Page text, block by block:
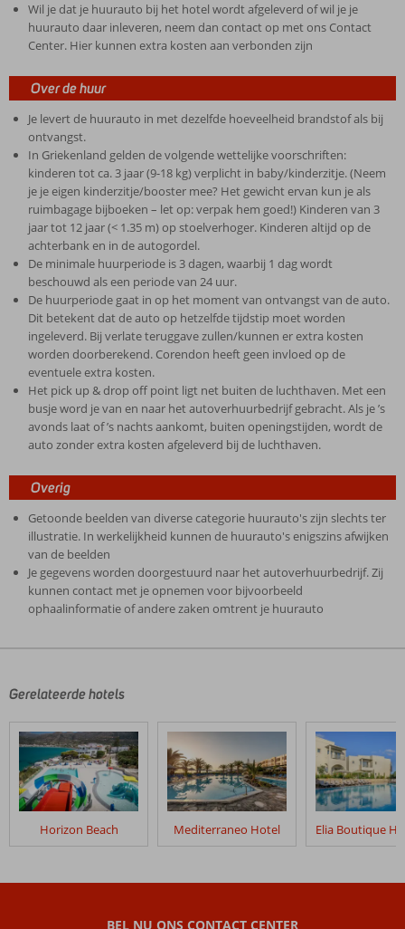
Wil je dat je huurauto bij het hotel wordt afgeleverd of wil je je
huurauto daar inleveren, neem dan contact op met ons Contact
Center. Hier kunnen extra kosten aan verbonden zijn
Over de huur
Je levert de huurauto in met dezelfde hoeveelheid brandstof als bij
ontvangst.
In Griekenland gelden de volgende wettelijke voorschriften:
kinderen tot ca. 3 jaar (9-18 kg) verplicht in baby/kinderzitje. (Neem
je je eigen kinderzitje/booster mee? Het gewicht ervan kun je als
ruimbagage bijboeken – let op: verpak hem goed!) Kinderen van 3
jaar tot 12 jaar (< 1.35 m) op stoelverhoger. Kinderen altijd op de
achterbank en in de autogordel.
De minimale huurperiode is 3 dagen, waarbij 1 dag wordt
beschouwd als een periode van 24 uur.
De huurperiode gaat in op het moment van ontvangst van de auto.
Dit betekent dat de auto op hetzelfde tijdstip moet worden
ingeleverd. Bij verlate teruggave zullen/kunnen er extra kosten
worden doorberekend. Corendon heeft geen invloed op de
eventuele extra kosten.
Het pick up & drop off point ligt net buiten de luchthaven. Met een
busje word je van en naar het autoverhuurbedrijf gebracht. Als je ’s
avonds laat of ’s nachts aankomt, buiten openingstijden, wordt de
auto zonder extra kosten afgeleverd bij de luchthaven.
Overig
Getoonde beelden van diverse categorie huurauto's zijn slechts ter
illustratie. In werkelijkheid kunnen de huurauto's enigszins afwijken
van de beelden
Je gegevens worden doorgestuurd naar het autoverhuurbedrijf. Zij
kunnen contact met je opnemen voor bijvoorbeeld
ophaalinformatie of andere zaken omtrent je huurauto
door
klanten
geschreven
na
hun
verblijf
Gerelateerde hotels
Horizon Beach Mediterraneo Hotel
BEL NU ONS CONTACT CENTER